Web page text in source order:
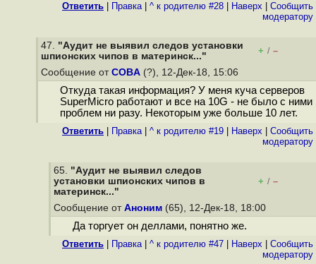
Ответить Правка| ^ к родителю #28 Наверх
Cообщить
модератору
47. "Аудит не выявил следов установки
шпионских чипов в материнск..."
+ / –
Сообщение от COBA (?), 12-Дек-18, 15:06
Откуда такая информация? У меня куча серверов
SuperMicro работают и все на 10G - не было с ними
проблем ни разу. Некоторым уже больше 10 лет.
Ответить Правка| ^ к родителю #19 Наверх
Cообщить
модератору
65. "Аудит не выявил следов
установки шпионских чипов в
материнск..."
+ / –
Сообщение от Аноним (65), 12-Дек-18, 18:00
Да торгует он деллами, понятно же.
Ответить Правка| ^ к родителю #47 Наверх
Cообщить
модератору